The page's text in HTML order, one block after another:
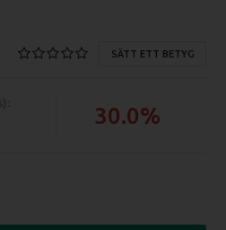
SÄTT ETT BETYG
30.0%